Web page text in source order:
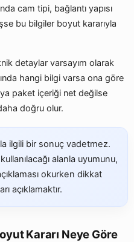
cam tipi, bağlantı yapısı
bu bilgiler boyut kararıyla
detaylar varsayım olarak
hangi bilgi varsa ona göre
paket içeriği net değilse
doğru olur.
ilgili bir sonuç vadetmez.
alanla uyumunu,
okurken dikkat
açıklamaktır.
Kararı Neye Göre